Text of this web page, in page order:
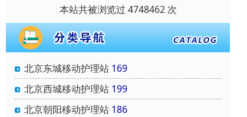
本站共被浏览过 4748462 次
北京东城移动护理站 169
北京西城移动护理站 199
北京朝阳移动护理站 186